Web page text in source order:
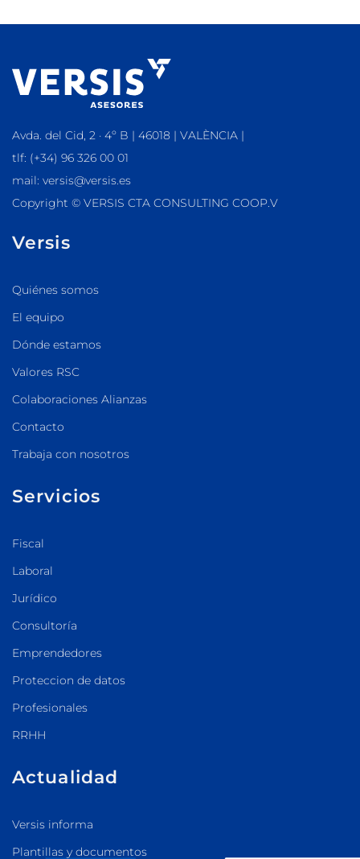
Avda. del Cid, 2 · 4º B | 46018 | VALÈNCIA |
tlf: (+34) 96 326 00 01
mail: versis@versis.es
Copyright © VERSIS CTA CONSULTING COOP.V
Versis
Quiénes somos
El equipo
Dónde estamos
Valores RSC
Colaboraciones Alianzas
Contacto
Trabaja con nosotros
Servicios
Fiscal
Laboral
Jurídico
Consultoría
Emprendedores
Proteccion de datos
Profesionales
RRHH
Actualidad
Versis informa
Plantillas y documentos